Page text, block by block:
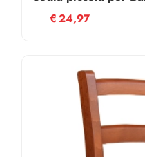
€24,97